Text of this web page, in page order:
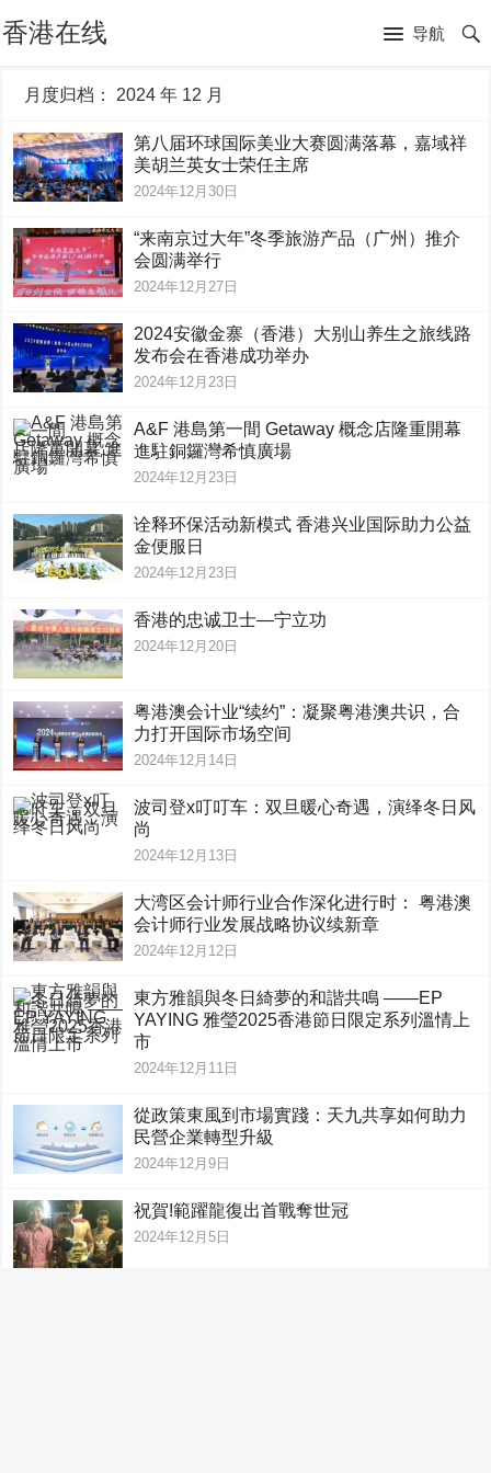
香港在线 导航
月度归档： 2024 年 12 月
第八届环球国际美业大赛圆满落幕，嘉域祥
美胡兰英女士荣任主席
2024年12月30日
“来南京过大年”冬季旅游产品（广州）推介
会圆满举行
2024年12月27日
2024安徽金寨（香港）大别山养生之旅线路
发布会在香港成功举办
2024年12月23日
A&F 港島第一間 Getaway 概念店隆重開幕
進駐銅鑼灣希慎廣場
2024年12月23日
诠释环保活动新模式 香港兴业国际助力公益
金便服日
2024年12月23日
香港的忠诚卫士—宁立功
2024年12月20日
粤港澳会计业“续约”：凝聚粤港澳共识，合
力打开国际市场空间
2024年12月14日
波司登x叮叮车：双旦暖心奇遇，演绎冬日风
尚
2024年12月13日
大湾区会计师行业合作深化进行时： 粤港澳
会计师行业发展战略协议续新章
2024年12月12日
東方雅韻與冬日綺夢的和諧共鳴 ——EP
YAYING 雅瑩2025香港節日限定系列溫情上
市
2024年12月11日
從政策東風到市場實踐：天九共享如何助力
民營企業轉型升級
2024年12月9日
祝賀!範躍龍復出首戰奪世冠
2024年12月5日